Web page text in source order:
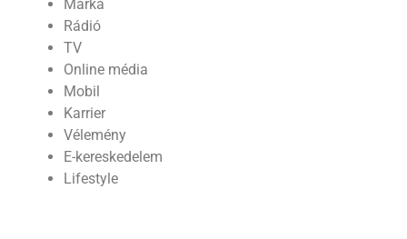
Márka
Rádió
TV
Online média
Mobil
Karrier
Vélemény
E-kereskedelem
Lifestyle